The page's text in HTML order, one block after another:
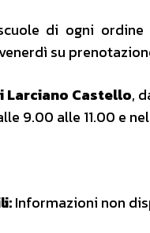
di ogni
su
Larciano Castello,
9.00 alle 11.00 e
Informazioni non